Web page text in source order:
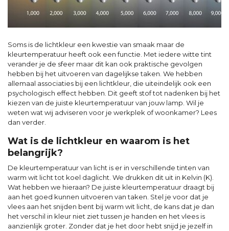
Soms is de lichtkleur een kwestie van smaak maar de
kleurtemperatuur heeft ook een functie. Met iedere witte tint
verander je de sfeer maar dit kan ook praktische gevolgen
hebben bij het uitvoeren van dagelijkse taken. We hebben
allemaal associaties bij een lichtkleur, die uiteindelijk ook een
psychologisch effect hebben. Dit geeft stof tot nadenken bij het
kiezen van de juiste kleurtemperatuur van jouw lamp. Wil je
weten wat wij adviseren voor je werkplek of woonkamer? Lees
dan verder.
Wat is de lichtkleur en waarom is het
belangrijk?
De kleurtemperatuur van licht is er in verschillende tinten van
warm wit licht tot koel daglicht. We drukken dit uit in Kelvin (K).
Wat hebben we hieraan? De juiste kleurtemperatuur draagt bij
aan het goed kunnen uitvoeren van taken. Stel je voor dat je
vlees aan het snijden bent bij warm wit licht, de kans dat je dan
het verschil in kleur niet ziet tussen je handen en het vlees is
aanzienlijk groter. Zonder dat je het door hebt snijd je jezelf in